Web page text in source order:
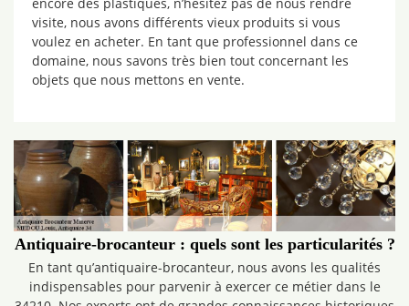
visite, nous avons différents vieux produits si vous
voulez en acheter. En tant que professionnel dans ce
domaine, nous savons très bien tout concernant les
objets que nous mettons en vente.
Antiquaire-brocanteur : quels sont les particularités ?
En tant qu’antiquaire-brocanteur, nous avons les qualités
indispensables pour parvenir à exercer ce métier dans le